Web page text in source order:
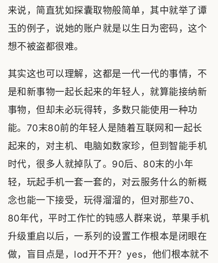
来说，简直犹如探囊取物般简单，其中就举了谭
玉的例子，说她的账户就是以生日为密码，这个
想不被盗都很难。
其实这也可以理解，这都是一代一代的事情，不
是和新事物一起长起来的年轻人，就算能接纳新
事物，但却未必玩得转，多数只能使用一种功
能。70末80前的年轻人是随着互联网和一起长
起来的，对主机、电脑如数家珍，但到智能手机
时代，很多人就掉队了。90后、80末的小年
轻，玩起手机一套一套的，对云服务什么的新概
念也能一下接受，玩得溜溜的，但对那些70、
80年代，平时工作忙的钝感人群来说，苹果手机
升级重启以后，一系列的设置工作根本是闭眼在
做，盲目点是，lod开不开？yes，他们根本就不